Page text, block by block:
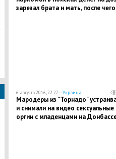
зарезал брата и мать, после чего
6 августа 2016, 22:27 —Украина
Мародеры из "Торнадо"
и снимали на видео сексуальные
оргии с младенцами на